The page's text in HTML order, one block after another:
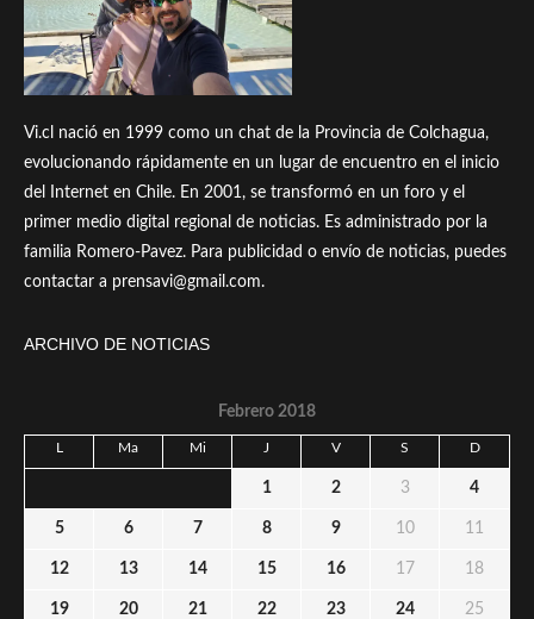
Vi.cl nació en 1999 como un chat de la Provincia de Colchagua,
evolucionando rápidamente en un lugar de encuentro en el inicio
del Internet en Chile. En 2001, se transformó en un foro y el
primer medio digital regional de noticias. Es administrado por la
familia Romero-Pavez. Para publicidad o envío de noticias, puedes
contactar a prensavi@gmail.com.
ARCHIVO DE NOTICIAS
Febrero 2018
L Ma Mi J V S D
1 2 3 4
5 6 7 8 9 10 11
12 13 14 15 16 17 18
19 20 21 22 23 24 25